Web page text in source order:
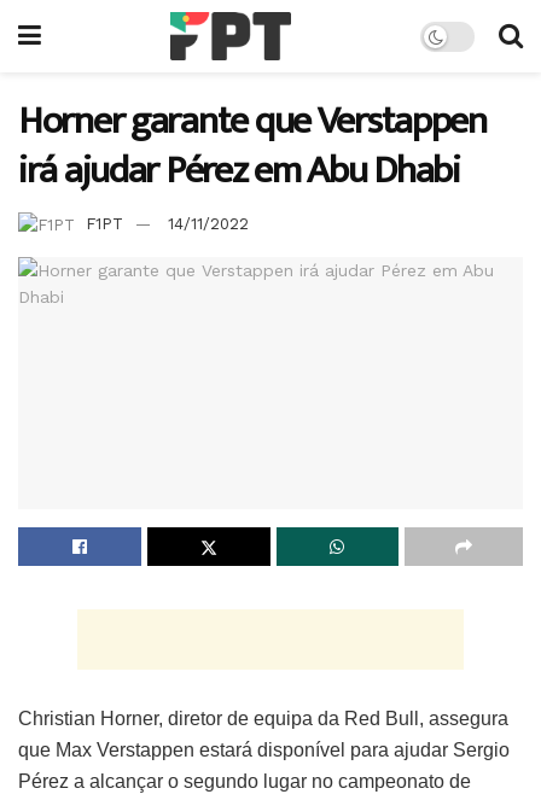
Horner garante que Verstappen
irá ajudar Pérez em Abu Dhabi
F1PT 14/11/2022
Christian Horner, diretor de equipa da Red Bull, assegura
que Max Verstappen estará disponível para ajudar Sergio
Pérez a alcançar o segundo lugar no campeonato de